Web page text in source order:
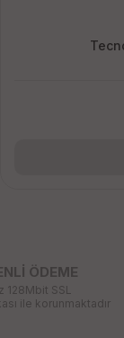
ÖDEME
128Mbit SSL
ile korunmaktadır